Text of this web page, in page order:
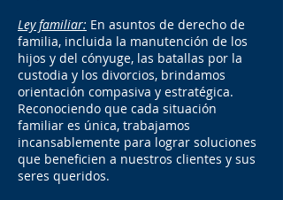
Ley familiar: En asuntos de derecho de
familia, incluida la manutención de los
hijos y del cónyuge, las batallas por la
custodia y los divorcios, brindamos
orientación compasiva y estratégica.
Reconociendo que cada situación
familiar es única, trabajamos
incansablemente para lograr soluciones
que beneficien a nuestros clientes y sus
seres queridos.